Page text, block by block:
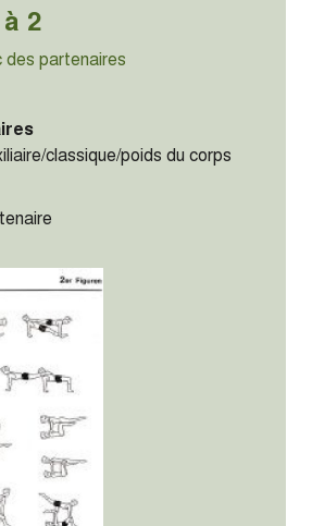
2
partenaires
classique/poids du corps